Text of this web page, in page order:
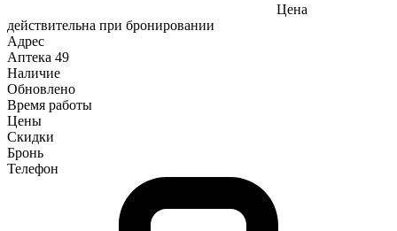
Цена
действительна при бронировании
Адрес
Аптека 49
Наличие
Обновлено
Время работы
Цены
Скидки
Бронь
Телефон